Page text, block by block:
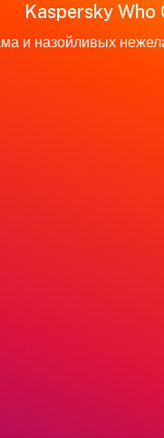
Kaspersky Who
и назойливых